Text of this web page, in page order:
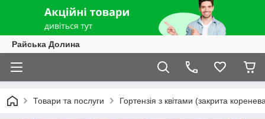
Райська Долина
Товари та послуги Гортензія з квітами (закрита